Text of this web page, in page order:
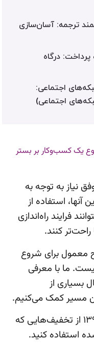
ترجمه: آسان‌سازی
درگاه
اجتماعی:
اجتماعی)
نیاز به توجه به
آنها، استفاده از
فرایند راه‌اندازی
کنند.
معمول برای شروع
ما با معرفی
بسیاری از
مسیر کمک می‌کنیم.
همچنین می‌توانید تا آخر اسفند ۱۳۹۹ از تخفیف‌هایی که
استفاده کنید.